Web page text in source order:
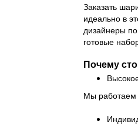
Заказать
идеально в
дизайнеры
готовые
Почему
Мы работаем